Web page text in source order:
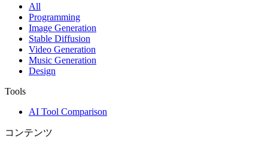
All
Programming
Image Generation
Stable Diffusion
Video Generation
Music Generation
Design
Tools
AI Tool Comparison
コンテンツ